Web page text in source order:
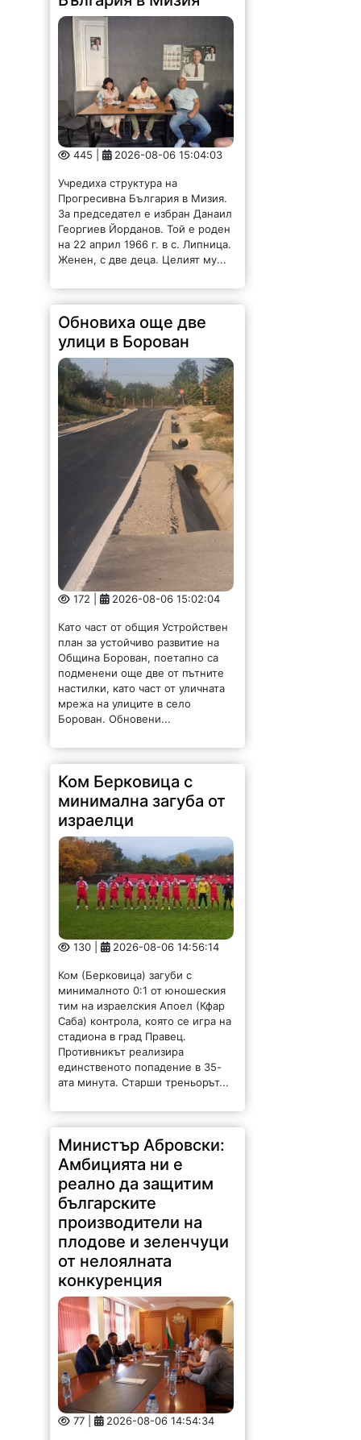
445 | 2026-08-06 15:04:03
Прогресивна България в Мизия.
За председател е избран Данаил
Георгиев Йорданов. Той е роден
на 22 април 1966 г. в с. Липница.
Женен, с две деца. Целият му...
Обновиха още две
улици в Борован
172 | 2026-08-06 15:02:04
план за устойчиво развитие на
Община Борован, поетапно са
подменени още две от пътните
настилки, като част от уличната
мрежа на улиците в село
Борован. Обновени...
Ком Берковица с
минимална загуба от
израелци
130 | 2026-08-06 14:56:14
минималното 0:1 от юношеския
тим на израелския Апоел (Кфар
Саба) контрола, която се игра на
стадиона в град Правец.
Противникът реализира
единственото попадение в 35-
ата минута. Старши треньорът...
Министър Абровски:
Амбицията ни е
реално да защитим
българските
производители на
плодове и зеленчуци
от нелоялната
конкуренция
77 | 2026-08-06 14:54:34